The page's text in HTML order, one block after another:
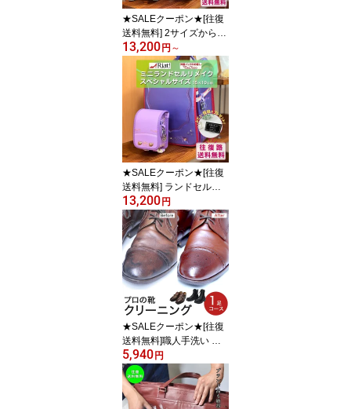
布 補修 白 黒 紺 赤 お手
入れ
★SALEクーポン★[往復
送料無料] 2サイズから選
べる ミニチュアランドセ
ル ランドセルリメイク
★レビュー特典あり★|リ
メイクサービス キーホル
ダー 保管ケース お祝い
プレート 小学生 卒業記
念 ミニチュア ギフト プ
レゼント メモリアル 職
人 手作業 工房 裏地 利用
再現
13,200 円 ～
★SALEクーポン★[往復
送料無料] ランドセルリ
メイク ミニチュアランド
セル スペシャル コース
H15cm×W10cm ★レビ
ュー特典あり★|リメイク
サービス キーホルダー
保管ケース お祝いプレー
ト 小学生 卒業記念 ミニ
チュア ギフト プレゼン
ト メモリアル 職人 手作
業 工房
13,200 円
★SALEクーポン★[往復
送料無料]職人手洗い 靴
クリーニング&ケア 1足
手洗い 磨き レギュラー
コース |革靴 クリーニン
グ 修理 仕上げ メンズ レ
5,940 円